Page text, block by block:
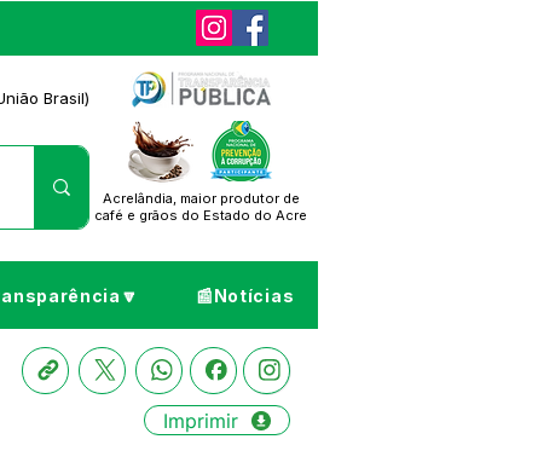
Brasil)
Acrelândia, maior produtor de
café e grãos do Estado do Acre
📰Notícias
Imprimir